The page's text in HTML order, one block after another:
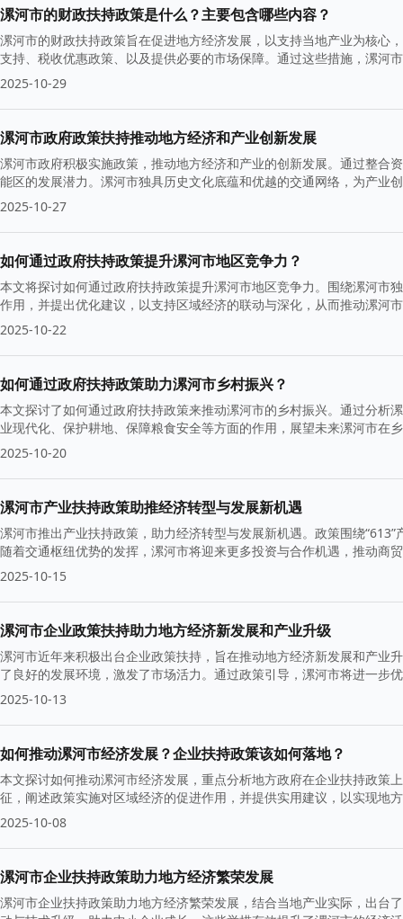
漯河市的财政扶持政策是什么？主要包含哪些内容？
漯河市的财政扶持政策旨在促进地方经济发展，以支持当地产业为核心
支持、税收优惠政策、以及提供必要的市场保障。通过这些措施，漯河
2025-10-29
漯河市政府政策扶持推动地方经济和产业创新发展
漯河市政府积极实施政策，推动地方经济和产业的创新发展。通过整合
能区的发展潜力。漯河市独具历史文化底蕴和优越的交通网络，为产业
2025-10-27
如何通过政府扶持政策提升漯河市地区竞争力？
本文将探讨如何通过政府扶持政策提升漯河市地区竞争力。围绕漯河市
作用，并提出优化建议，以支持区域经济的联动与深化，从而推动漯河
2025-10-22
如何通过政府扶持政策助力漯河市乡村振兴？
本文探讨了如何通过政府扶持政策来推动漯河市的乡村振兴。通过分析
业现代化、保护耕地、保障粮食安全等方面的作用，展望未来漯河市在
2025-10-20
漯河市产业扶持政策助推经济转型与发展新机遇
漯河市推出产业扶持政策，助力经济转型与发展新机遇。政策围绕
随着交通枢纽优势的发挥，漯河市将迎来更多投资与合作机遇，推动商
2025-10-15
漯河市企业政策扶持助力地方经济新发展和产业升级
漯河市近年来积极出台企业政策扶持，旨在推动地方经济新发展和产业
了良好的发展环境，激发了市场活力。通过政策引导，漯河市将进一步
2025-10-13
如何推动漯河市经济发展？企业扶持政策该如何落地？
本文探讨如何推动漯河市经济发展，重点分析地方政府在企业扶持政策
征，阐述政策实施对区域经济的促进作用，并提供实用建议，以实现地
2025-10-08
漯河市企业扶持政策助力地方经济繁荣发展
漯河市企业扶持政策助力地方经济繁荣发展，结合当地产业实际，出台